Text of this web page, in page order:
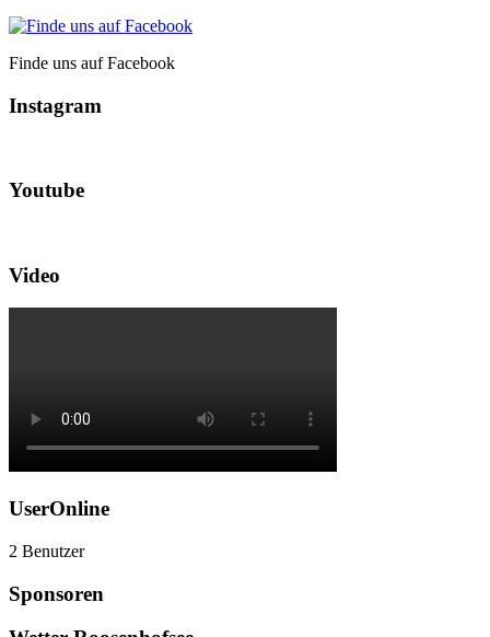
Finde uns auf Facebook
Instagram
Youtube
Video
UserOnline
2 Benutzer
Sponsoren